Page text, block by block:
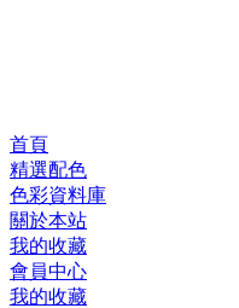
首頁
精選配色
色彩資料庫
關於本站
我的收藏
會員中心
我的收藏